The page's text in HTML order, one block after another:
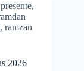
,
, ramzan
2026